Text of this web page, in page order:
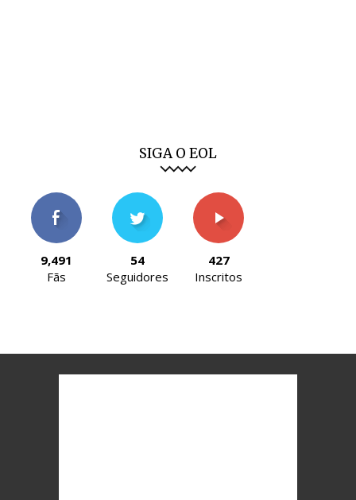
SIGA O EOL
9,491
Fãs
54
Seguidores
427
Inscritos